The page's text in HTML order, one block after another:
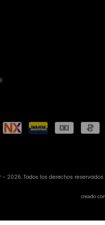
2026. Todos los derechos reservados.